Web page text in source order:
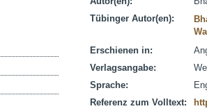
Tübinger Autor(en):
Erschienen in:
Verlagsangabe:
Sprache:
Referenz zum Volltext: